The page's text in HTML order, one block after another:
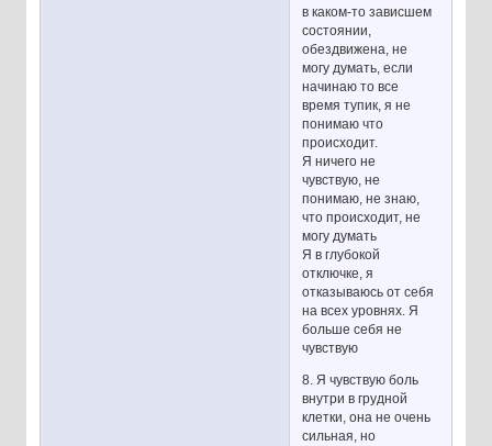
в каком-то зависшем
состоянии,
обездвижена, не
могу думать, если
начинаю то все
время тупик, я не
понимаю что
происходит.
Я ничего не
чувствую, не
понимаю, не знаю,
что происходит, не
могу думать
Я в глубокой
отключке, я
отказываюсь от себя
на всех уровнях. Я
больше себя не
чувствую
8. Я чувствую боль
внутри в грудной
клетки, она не очень
сильная, но